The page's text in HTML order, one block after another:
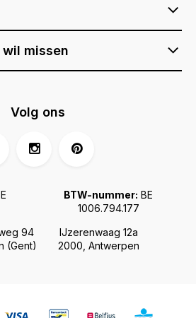
missen
94
(Gent)
IJzerenwaag 12a
2000, Antwerpen
BTW-nummer: BE
1006.794.177
Volg ons